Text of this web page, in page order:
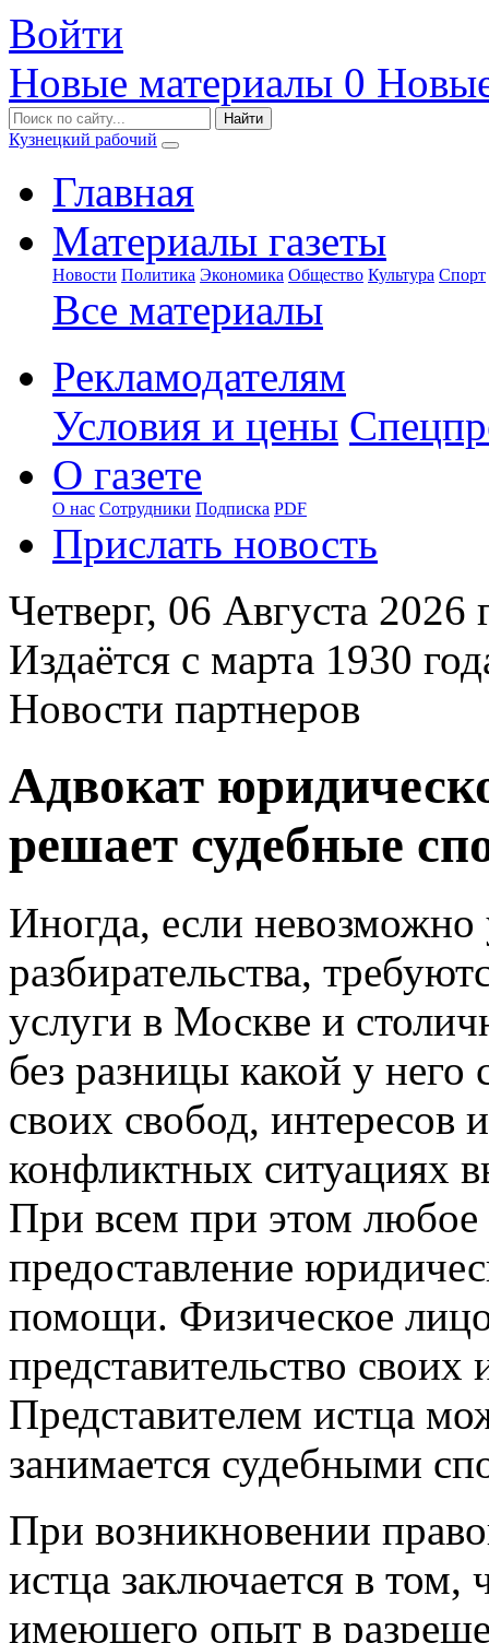
Войти
Новые материалы 0
Кузнецкий рабочий
Главная
Материалы газеты
Новости Политика Экономика Общество Культура Спорт
Все материалы
Рекламодателям
Условия и цены
О газете
О нас Сотрудники Подписка PDF
Прислать новость
Четверг, 06 Августа 2026
Издаётся с марта 1930
Новости партнеров
Адвокат
решает судебные
Иногда, если невозможно
разбирательства,
услуги в Москве и
без разницы какой у него
своих свобод, интересов
конфликтных ситуациях
При всем при этом любое
предоставление
помощи. Физическое
представительство
Представителем истца
занимается судебными
При возникновении
истца заключается в том,
имеющего опыт в